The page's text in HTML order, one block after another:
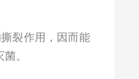
裂作用，因而能
。